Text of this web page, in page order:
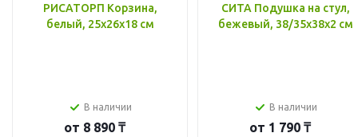
РИСАТОРП Корзина,
белый, 25x26x18 см
В наличии
от 8 890 ₸
СИТА Подушка на стул,
бежевый, 38/35x38x2 см
В наличии
от 1 790 ₸